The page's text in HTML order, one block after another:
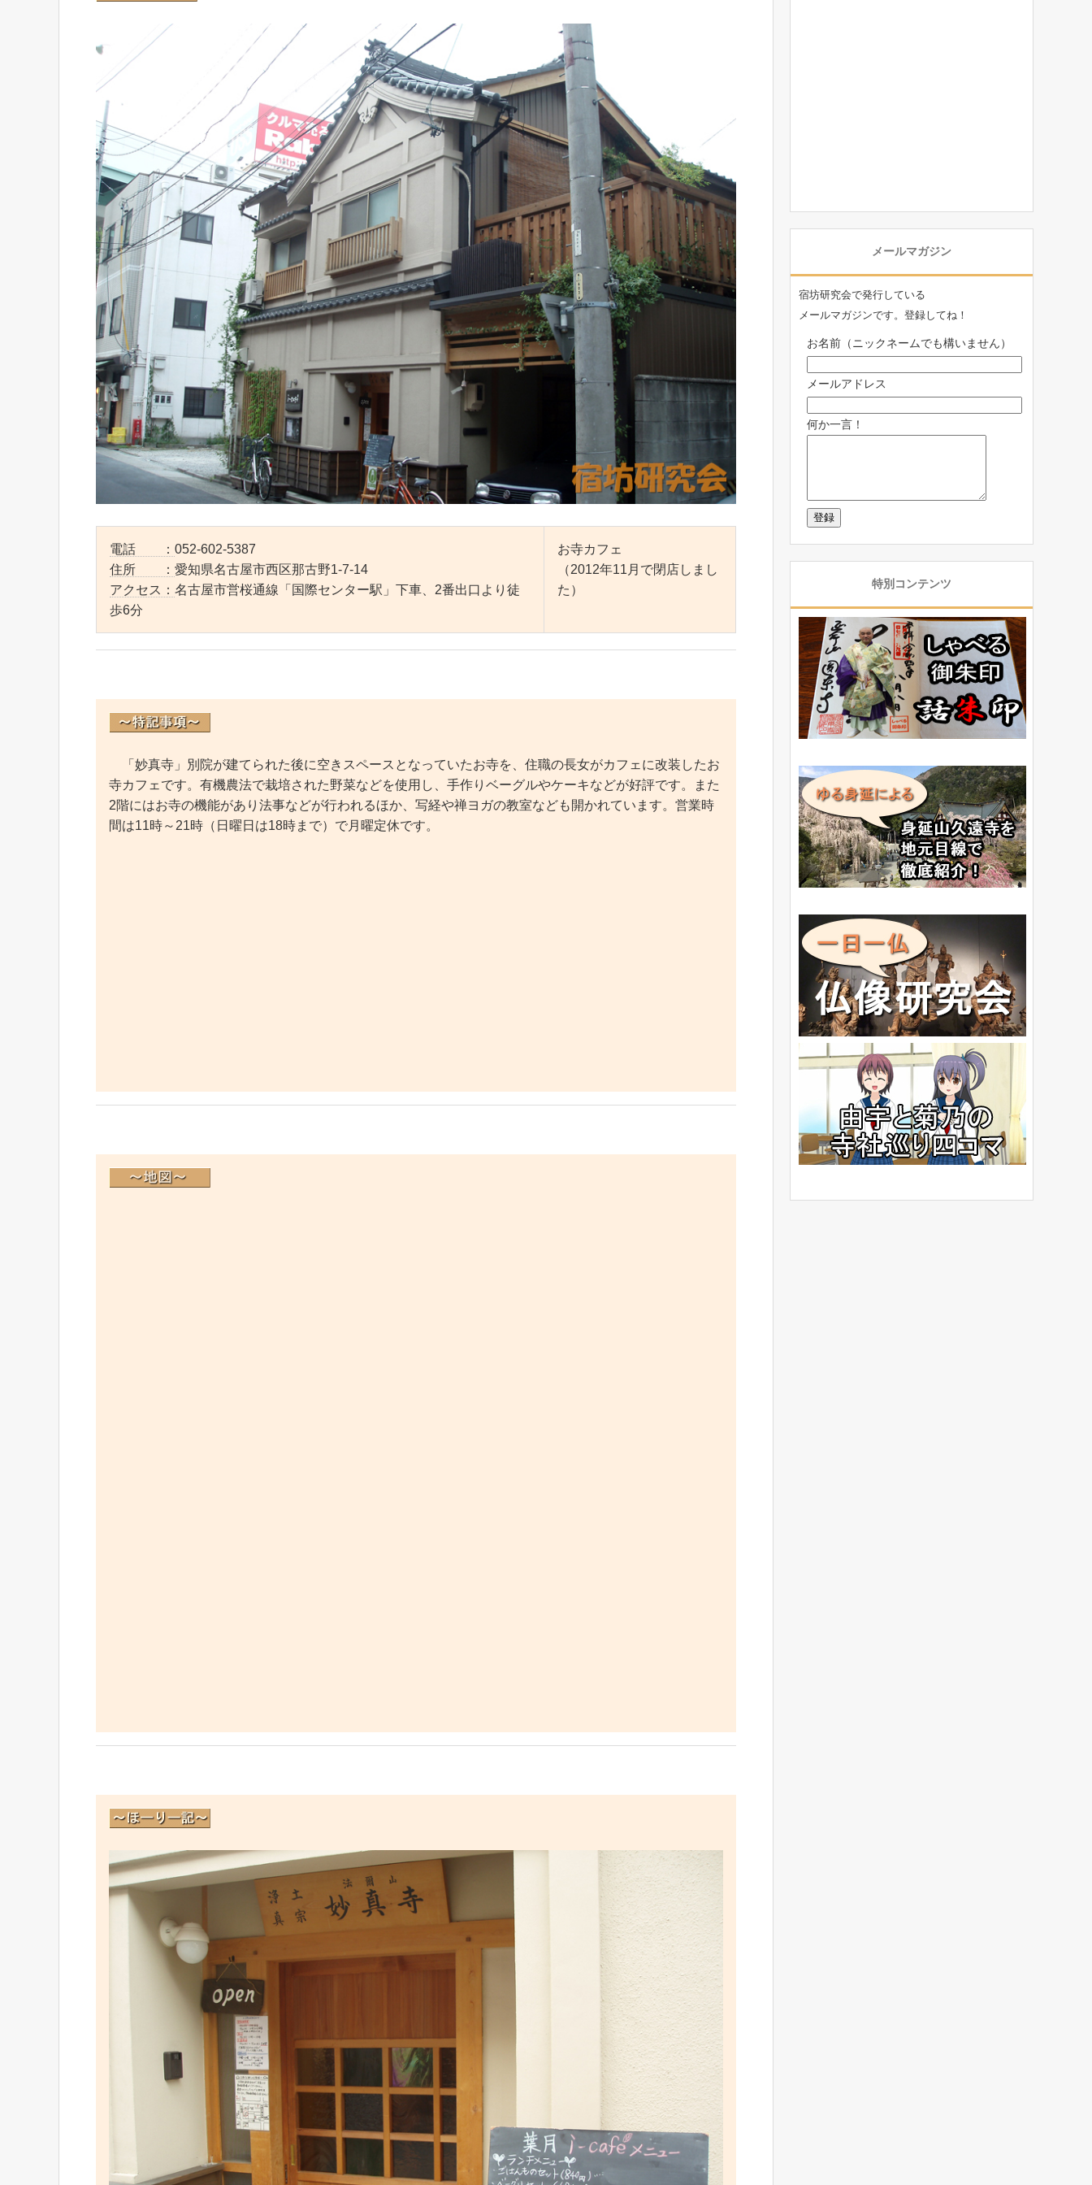
電話 ： 052-602-5387
住所 ： 愛知県名古屋市西区那古野1-7-14
アクセス： 名古屋市営桜通線「国際センター駅」下車、2番出口より徒
歩6分
お寺カフェ
（2012年11月で閉店しまし
た）
「妙真寺」別院が建てられた後に空きスペースとなっていたお寺を、住職の長女がカフェに改装したお
寺カフェです。有機農法で栽培された野菜などを使用し、手作りベーグルやケーキなどが好評です。また
2階にはお寺の機能があり法事などが行われるほか、写経や禅ヨガの教室なども開かれています。営業時
間は11時～21時（日曜日は18時まで）で月曜定休です。
メールマガジン
宿坊研究会で発行している
メールマガジンです。登録してね！
お名前（ニックネームでも構いません）
メールアドレス
何か一言！
特別コンテンツ